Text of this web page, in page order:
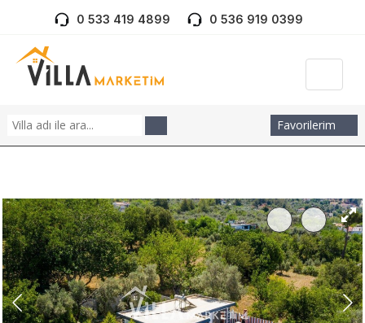
0 533 419 4899 0 536 919 0399
Favorilerim